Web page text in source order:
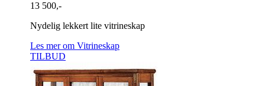
13 500,-
Nydelig lekkert lite vitrineskap
Les mer om Vitrineskap
TILBUD